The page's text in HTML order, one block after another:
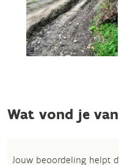
Wat vond je
Jouw beoordeling helpt